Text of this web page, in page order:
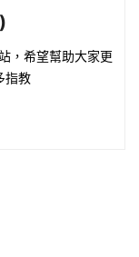
，希望幫助大家更
指教